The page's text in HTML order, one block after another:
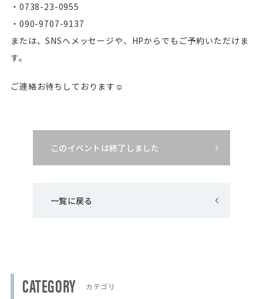
・0738-23-0955
・090-9707-9137
または、SNSへメッセージや、HPからでもご予約いただけま
す。
ご連絡お待ちしております☺️
このイベントは終了しました
一覧に戻る
CATEGORY